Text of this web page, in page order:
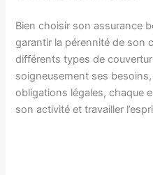
Bien choisir son assurance
garantir la pérennité de son
différents types de
soigneusement ses
obligations légales, chaque
son activité et travailler